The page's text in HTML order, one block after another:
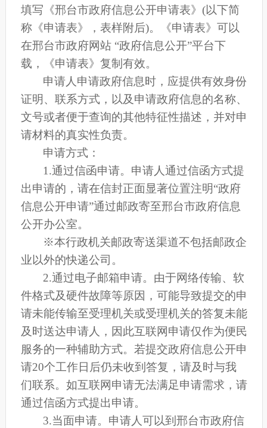
填写《邢台市政府信息公开申请表》 (以下简
称《申请表》，表样附后)。《申请表》可以
在邢台市政府网站 “政府信息公开”平台下
载，《申请表》复制有效。
申请人申请政府信息时，应提供有效身份
证明、联系方式，以及申请政府信息的名称、
文号或者便于查询的其他特征性描述，并对申
请材料的真实性负责。
申请方式：
1.通过信函申请。申请人通过信函方式提
出申请的，请在信封正面显著位置注明“政府
信息公开申请”通过邮政寄至邢台市政府信息
公开办公室。
※本行政机关邮政寄送渠道不包括邮政企
业以外的快递公司。
2.通过电子邮箱申请。由于网络传输、软
件格式及硬件故障等原因，可能导致提交的申
请未能传输至受理机关或受理机关的答复未能
及时送达申请人，因此互联网申请仅作为便民
服务的一种辅助方式。若提交政府信息公开申
请20个工作日后仍未收到答复，请及时与我
们联系。如互联网申请无法满足申请需求，请
通过信函方式提出申请。
3.当面申请。申请人可以到邢台市政府信